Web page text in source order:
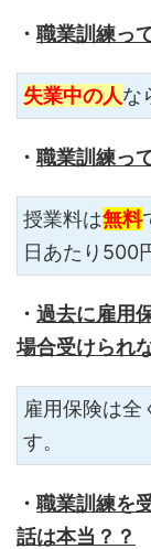
・ 職業訓練っ
失業中の人な
・ 職業訓練っ
授業料は無料
日あたり500
・ 過去に雇用
場合受けられ
雇用保険は全
す。
・ 職業訓練を
話は本当？？